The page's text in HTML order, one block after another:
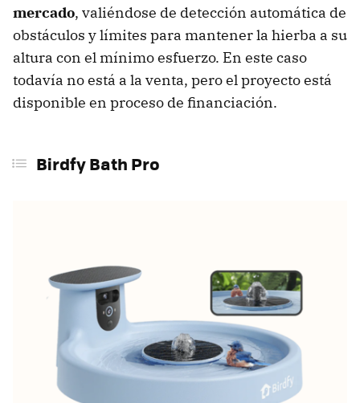
mercado, valiéndose de detección automática de
obstáculos y límites para mantener la hierba a su
altura con el mínimo esfuerzo. En este caso
todavía no está a la venta, pero el proyecto está
disponible en proceso de financiación.
Birdfy Bath Pro